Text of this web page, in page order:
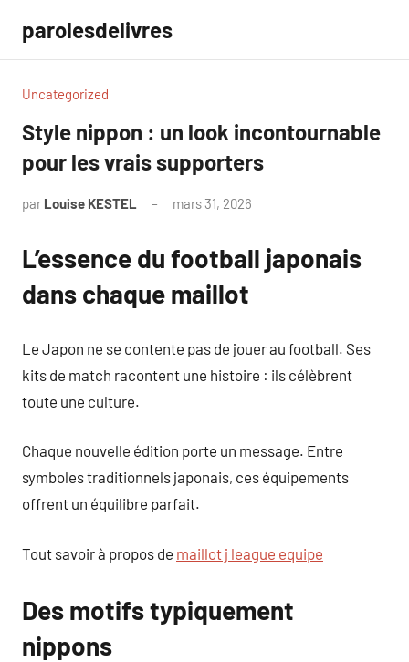
contenu
parolesdelivres
Uncategorized
Style nippon : un look incontournable
pour les vrais supporters
par Louise KESTEL mars 31, 2026
L’essence du football japonais
dans chaque maillot
Le Japon ne se contente pas de jouer au football. Ses
kits de match racontent une histoire : ils célèbrent
toute une culture.
Chaque nouvelle édition porte un message. Entre
symboles traditionnels japonais, ces équipements
offrent un équilibre parfait.
Tout savoir à propos de maillot j league equipe
Des motifs typiquement
nippons